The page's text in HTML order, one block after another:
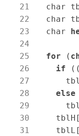
char
char
  char
for (
if ((
else
    tblH[
    tblL[